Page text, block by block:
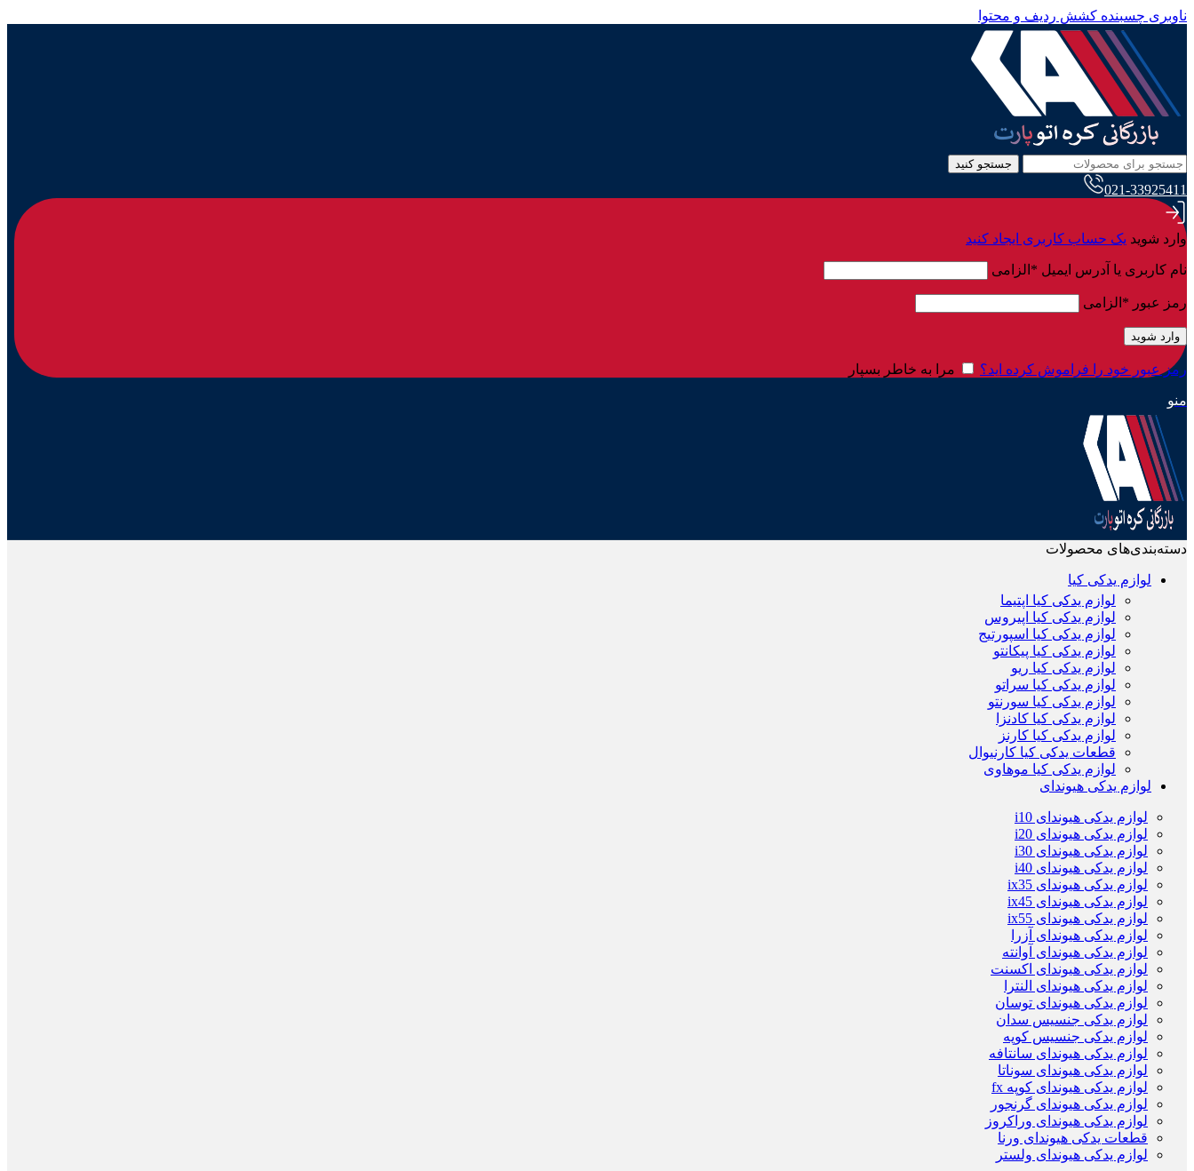
ناوبری چسبنده کشش ردیف و محتوا
جستجو کنید
021-33925411
وارد شوید یک حساب کاربری ایجاد کنید
نام کاربری یا آدرس ایمیل * الزامی
رمز عبور * الزامی
وارد شوید
رمز عبور خود را فراموش کرده اید؟ مرا به خاطر بسپار
منو
دسته‌بندی‌های محصولات
لوازم یدکی کیا
لوازم یدکی کیا اپتیما
لوازم یدکی کیا اپیروس
لوازم یدکی کیا اسپورتیج
لوازم یدکی کیا پیکانتو
لوازم یدکی کیا ریو
لوازم یدکی کیا سراتو
لوازم یدکی کیا سورنتو
لوازم یدکی کیا کادنزا
لوازم یدکی کیا کارنز
قطعات یدکی کیا کارنیوال
لوازم یدکی کیا موهاوی
لوازم یدکی هیوندای
لوازم یدکی هیوندای i10
لوازم یدکی هیوندای i20
لوازم یدکی هیوندای i30
لوازم یدکی هیوندای i40
لوازم یدکی هیوندای ix35
لوازم یدکی هیوندای ix45
لوازم یدکی هیوندای ix55
لوازم یدکی هیوندای آزرا
لوازم یدکی هیوندای آوانته
لوازم یدکی هیوندای اکسنت
لوازم یدکی هیوندای النترا
لوازم یدکی هیوندای توسان
لوازم یدکی جنسیس سدان
لوازم یدکی جنسیس کوپه
لوازم یدکی هیوندای سانتافه
لوازم یدکی هیوندای سوناتا
لوازم یدکی هیوندای کوپه fx
لوازم یدکی هیوندای گرنجور
لوازم یدکی هیوندای وراکروز
قطعات یدکی هیوندای ورنا
لوازم یدکی هیوندای ولستر